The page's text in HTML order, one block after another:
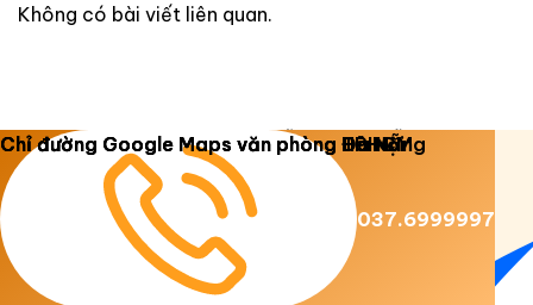
Không có bài viết liên quan.
Copyright 2026 © Luật Dương Gia